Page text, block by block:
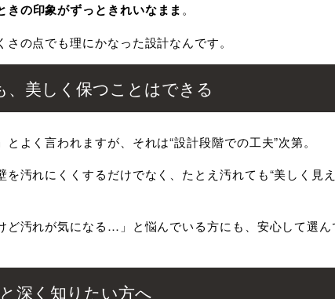
きの印象がずっときれいなまま 。
の点でも理にかなった設計なんです。
、美しく保つことはできる
とよく言われますが、それは“設計段階での工夫”次第。
を汚れにくくするだけでなく、たとえ汚れても“美しく見
ど汚れが気になる…」と悩んでいる方にも、安心して選
深く知りたい方へ